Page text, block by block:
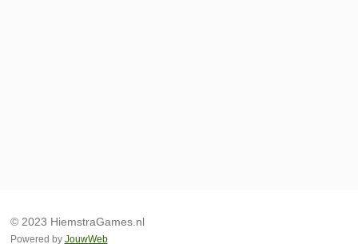
© 2023 HiemstraGames.nl
Powered by JouwWeb